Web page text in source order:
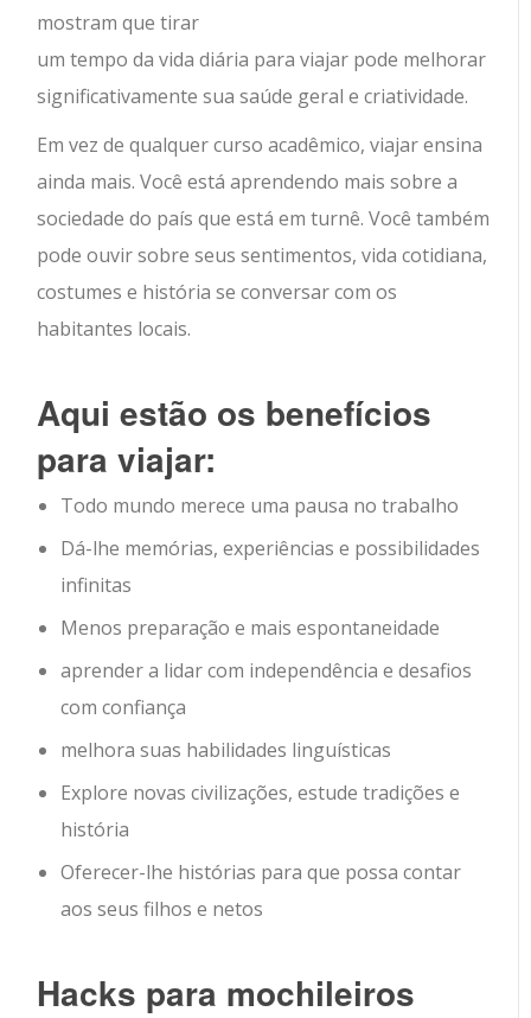
mostram que tirar
um tempo da vida diária para viajar pode melhorar
significativamente sua saúde geral e criatividade.
Em vez de qualquer curso acadêmico, viajar ensina
ainda mais. Você está aprendendo mais sobre a
sociedade do país que está em turnê. Você também
pode ouvir sobre seus sentimentos, vida cotidiana,
costumes e história se conversar com os
habitantes locais.
Aqui estão os benefícios
para viajar:
Todo mundo merece uma pausa no trabalho
Dá-lhe memórias, experiências e possibilidades
infinitas
Menos preparação e mais espontaneidade
aprender a lidar com independência e desafios
com confiança
melhora suas habilidades linguísticas
Explore novas civilizações, estude tradições e
história
Oferecer-lhe histórias para que possa contar
aos seus filhos e netos
Hacks para mochileiros